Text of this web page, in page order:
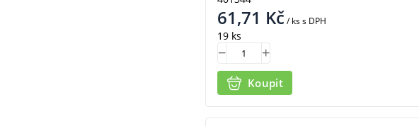
61,71 Kč/ kss DPH
19 ks
Koupit